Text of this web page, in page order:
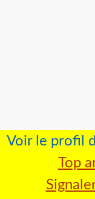
Voir le profil
Top